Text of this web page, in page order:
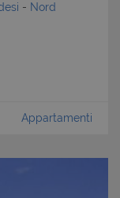
- Nord
Appartamenti